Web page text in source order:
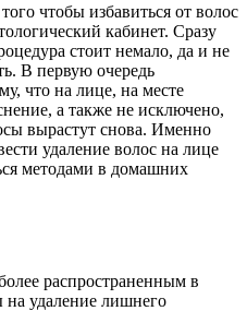
чтобы избавиться от волос
кабинет. Сразу
стоит немало, да и не
В первую очередь
что на лице, на месте
а также не исключено,
вырастут снова. Именно
удаление волос на лице
методами в домашних
распространенным в
на удаление лишнего